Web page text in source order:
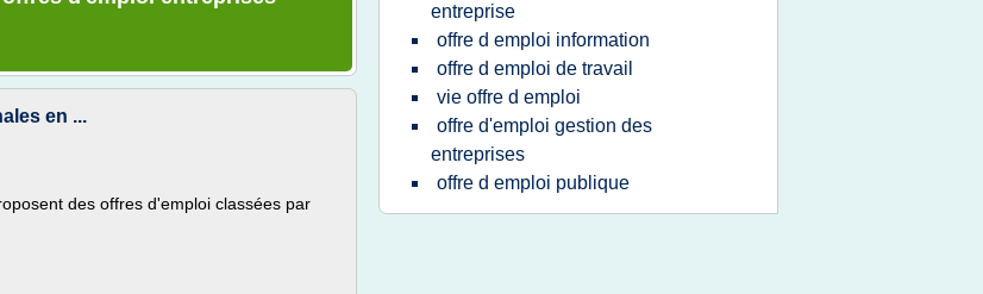
en ...
des offres d'emploi classées par
entreprise
offre d emploi information
offre d emploi de travail
vie offre d emploi
offre d'emploi gestion des
entreprises
offre d emploi publique